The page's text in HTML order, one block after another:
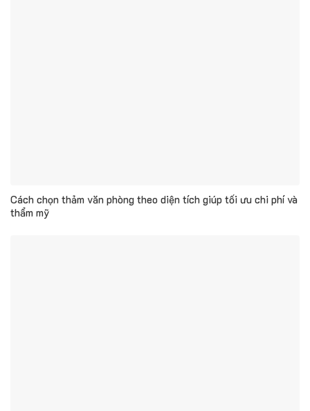
Cách chọn thảm văn phòng theo diện tích giúp tối ưu chi phí và
thẩm mỹ